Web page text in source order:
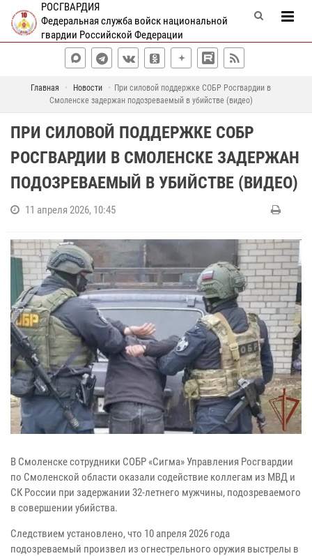
РОСГВАРДИЯ
Федеральная служба войск национальной
гвардии Российской Федерации
Главная Новости
При силовой поддержке СОБР Росгвардии в
Смоленске задержан подозреваемый в убийстве (видео)
ПРИ СИЛОВОЙ ПОДДЕРЖКЕ СОБР
РОСГВАРДИИ В СМОЛЕНСКЕ ЗАДЕРЖАН
ПОДОЗРЕВАЕМЫЙ В УБИЙСТВЕ (ВИДЕО)
11 апреля 2026, 10:45
В Смоленске сотрудники СОБР «Сигма» Управления Росгвардии
по Смоленской области оказали содействие коллегам из МВД и
СК России при задержании 32-летнего мужчины, подозреваемого
в совершении убийства.
Следствием установлено, что 10 апреля 2026 года
подозреваемый произвел из огнестрельного оружия выстрелы в